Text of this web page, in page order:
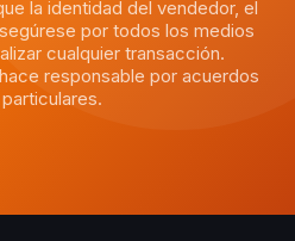
la identidad del vendedor, el
por todos los medios
cualquier transacción.
responsable por acuerdos